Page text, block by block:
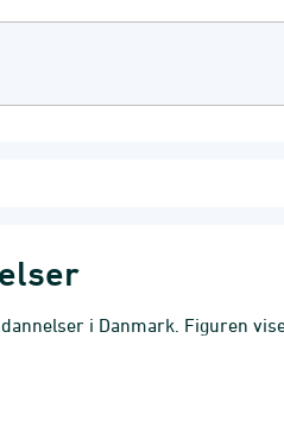
i Danmark. Figuren